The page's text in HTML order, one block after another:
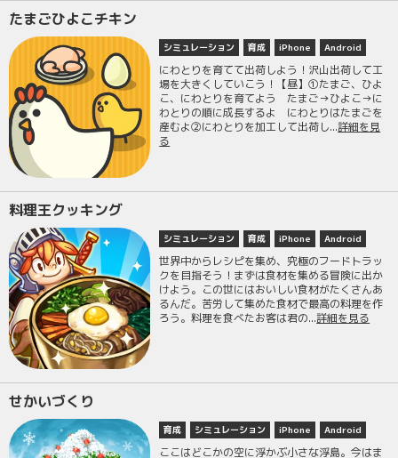
たまごひよこチキン
シミュレーション 育成 iPhone Android
にわとりを育てて出荷しよう！沢山出荷して工
場を大きくしていこう！【昼】①たまご、ひよ
こ、にわとりを育てよう たまご→ひよこ→に
わとりの順に成長するよ にわとりはたまごを
産むよ②にわとりを加工して出荷し...詳細を見
る
料理王クッキング
シミュレーション 育成 iPhone Android
世界中からレシピを集め、究極のフードトラッ
クを目指そう！まずは食材を集める冒険に出か
けよう。この世にはおいしい食材がたくさんあ
るんだ。苦労して集めた食材で最高の料理を作
ろう。料理を食べたお客は君の...詳細を見る
せかいづくり
育成 シミュレーション iPhone Android
ここはどこかの空に浮かぶ小さな浮島。今はま